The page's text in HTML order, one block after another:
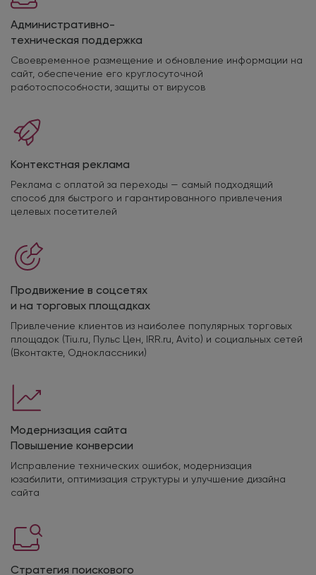
Административно-
техническая поддержка
Своевременное размещение и обновление информации на
сайт, обеспечение его круглосуточной
работоспособности, защиты от вирусов
Контекстная реклама
Реклама с оплатой за переходы — самый подходящий
способ для быстрого и гарантированного привлечения
целевых посетителей
Продвижение в соцсетях
и на торговых площадках
Привлечение клиентов из наиболее популярных торговых
площадок (Tiu.ru, Пульс Цен, IRR.ru, Avito) и социальных сетей
(Вконтакте, Одноклассники)
Модернизация сайта
Повышение конверсии
Исправление технических ошибок, модернизация
юзабилити, оптимизация структуры и улучшение дизайна
сайта
Стратегия поискового